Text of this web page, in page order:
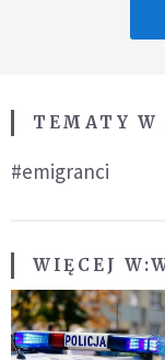
TEMATY W
#emigranci
WIĘCEJ W: